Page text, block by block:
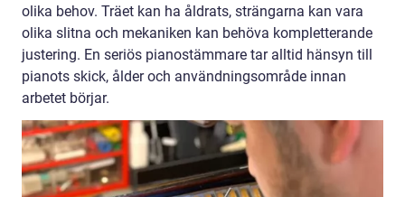
olika behov. Träet kan ha åldrats, strängarna kan vara
olika slitna och mekaniken kan behöva kompletterande
justering. En seriös pianostämmare tar alltid hänsyn till
pianots skick, ålder och användningsområde innan
arbetet börjar.